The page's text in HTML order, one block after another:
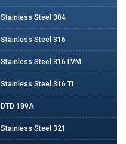
Stainless Steel 304
Stainless Steel 316
Stainless Steel 316 LVM
Stainless Steel 316 Ti
DTD 189A
Stainless Steel 321